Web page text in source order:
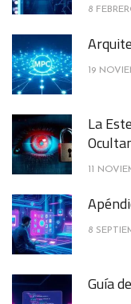
8
19
La
11
8
Guía